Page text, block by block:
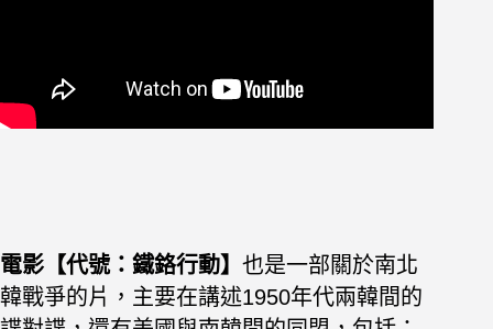
電影【代號：鐵鉻行動】 也是一部關於南北
韓戰爭的片，主要在講述1950年代兩韓間的